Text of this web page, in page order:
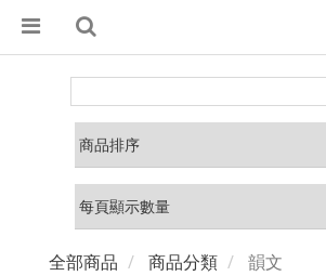
全部商品 商品分類 韻文